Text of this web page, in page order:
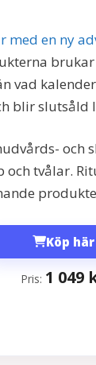
med en ny
vad
blir slutsåld
och
och tvålar.
Köp här
Pris: 1 049